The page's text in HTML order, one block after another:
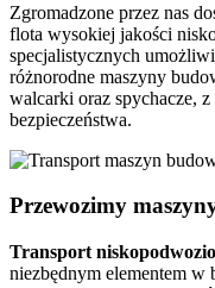
Zgromadzone przez nas
flota wysokiej jakości
specjalistycznych
różnorodne maszyny
walcarki oraz spychacze,
bezpieczeństwa.
Przewozimy
Transport
niezbędnym elementem